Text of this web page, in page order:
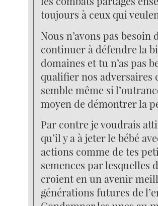
toujours à ceux qui
Nous n’avons pas
continuer à défendre la
domaines et tu n’as pas
qualifier nos adversaires
semble même si
moyen de démontrer la
Par contre je voudrais
qu’il y a à jeter le bébé
actions comme de tes
semences par lesquelles
croient en un avenir
générations futures de